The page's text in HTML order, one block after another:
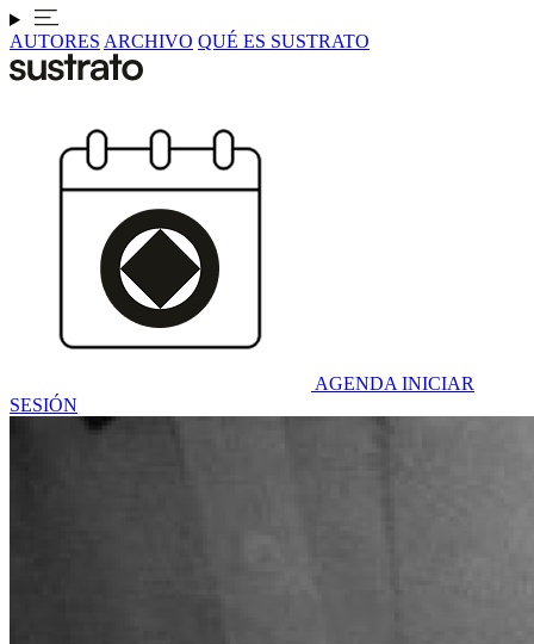
AUTORES ARCHIVO QUÉ ES SUSTRATO
AGENDA INICIAR
SESIÓN